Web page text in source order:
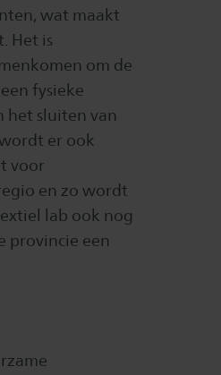
wat maakt
Het is
om de
fysieke
sluiten van
er ook
voor
en zo wordt
lab ook nog
provincie een